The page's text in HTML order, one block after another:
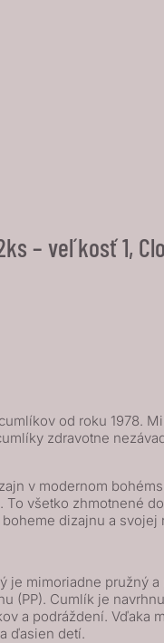
– veľkosť 1,
od roku 1978.
zdravotne
v modernom
všetko zhmotnené
dizajnu a
mimoriadne pružný
(PP). Cumlík je
a podráždení.
ďasien detí.